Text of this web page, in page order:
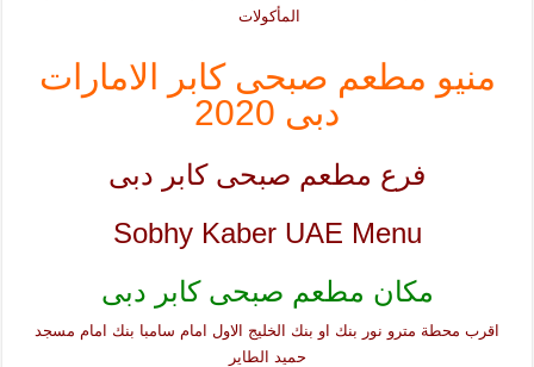
المأكولات
منيو مطعم صبحى كابر الامارات
دبى 2020
فرع مطعم صبحى كابر دبى
Sobhy Kaber UAE Menu
مكان مطعم صبحى كابر دبى
اقرب محطة مترو نور بنك او بنك الخليج الاول امام سامبا بنك امام مسجد
حميد الطاير